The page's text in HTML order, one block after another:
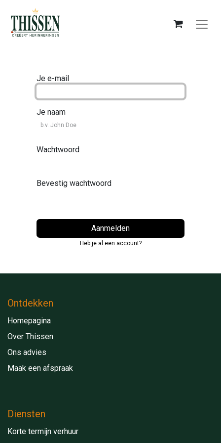
Je e-mail
Je naam
Wachtwoord
Bevestig wachtwoord
Aanmelden
Heb je al een account?
Ontdekken
Homepagina
Over Thissen
Ons advies
Maak een afspraak
Diensten
Korte termijn verhuur